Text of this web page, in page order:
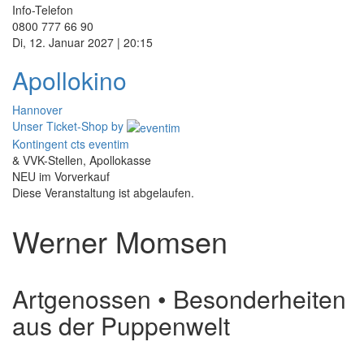
Info-Telefon
0800 777 66 90
Di, 12. Januar 2027 | 20:15
Apollokino
Hannover
Unser Ticket-Shop by
Kontingent cts eventim
& VVK-Stellen, Apollokasse
NEU im Vorverkauf
Diese Veranstaltung ist abgelaufen.
Werner Momsen
Artgenossen • Besonderheiten
aus der Puppenwelt